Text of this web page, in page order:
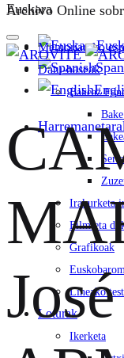
Euskara
Archivo Online
Memoriarako
Datu-baseak
Bakeaz
Irakurketa
Film eta
Grafikoak
Lineako
Loturak
Ikerketa